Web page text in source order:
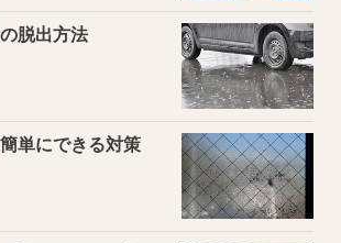
脱出方法
単にできる対策